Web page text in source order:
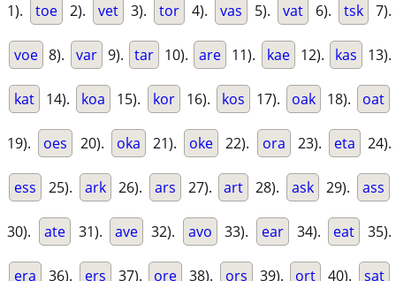
1). toe 2). vet 3). tor 4). vas 5). vat 6). tsk 7).
voe 8). var 9). tar 10). are 11). kae 12). kas 13).
kat 14). koa 15). kor 16). kos 17). oak 18). oat
19). oes 20). oka 21). oke 22). ora 23). eta 24).
ess 25). ark 26). ars 27). art 28). ask 29). ass
30). ate 31). ave 32). avo 33). ear 34). eat 35).
era 36). ers 37). ore 38). ors 39). ort 40). sat